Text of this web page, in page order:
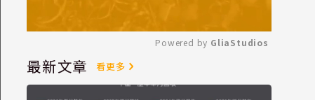
Mute
Powered by GliaStudios
最新文章 看更多